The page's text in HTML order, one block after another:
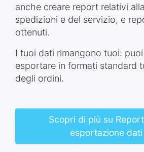
anche creare report relativi
spedizioni e del servizio, e
ottenuti.
I tuoi dati rimangono tuoi:
esportare in formati standard
degli ordini.
Scopri di più su
esportazione dati